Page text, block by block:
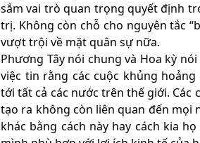
sắm vai trò quan trọng quyết định
trị. Không còn chỗ cho nguyên tắc
vượt trội về mặt quân sự nữa.
Phương Tây nói chung và Hoa kỳ
việc tin rằng các cuộc khủng
tới tất cả các nước trên thế giới.
tạo ra không còn liên quan đến
khác bằng cách này hay cách kia